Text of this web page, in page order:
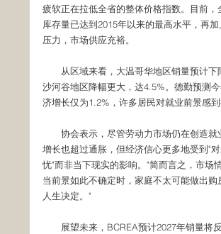
疲软正在拉低全省的整体价格指数。目前，
库存量已达到2015年以来的最高水平，再
压力，市场供应充裕。
从区域来看，大温哥华地区销量预计下
沙河谷地区降幅更大，达4.5%。德勤预测
济增长仅为1.2%，许多居民对就业前景感到
协会表示，尽管劳动力市场仍在创造就
增长也超过通胀，但经济信心更多地受到"
忧"而非当下现实的影响。"简而言之，市场
当前景如此不确定时，家庭不太可能做出购
人生决定。"
展望未来，BCREA预计2027年销量将